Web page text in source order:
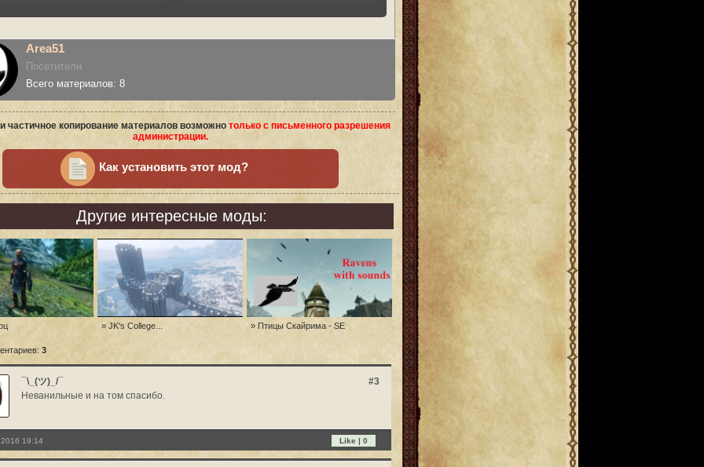
Area51
Посетители
Всего материалов: 8
частичное копирование материалов возможно только с письменного разрешения
администрации.
Как установить этот мод?
Другие интересные моды:
» JK's College... » Птицы Скайрима - SE
3
¯\_(ツ)_/¯
#3
Неванильные и на том спасибо.
19:14 Like | 0